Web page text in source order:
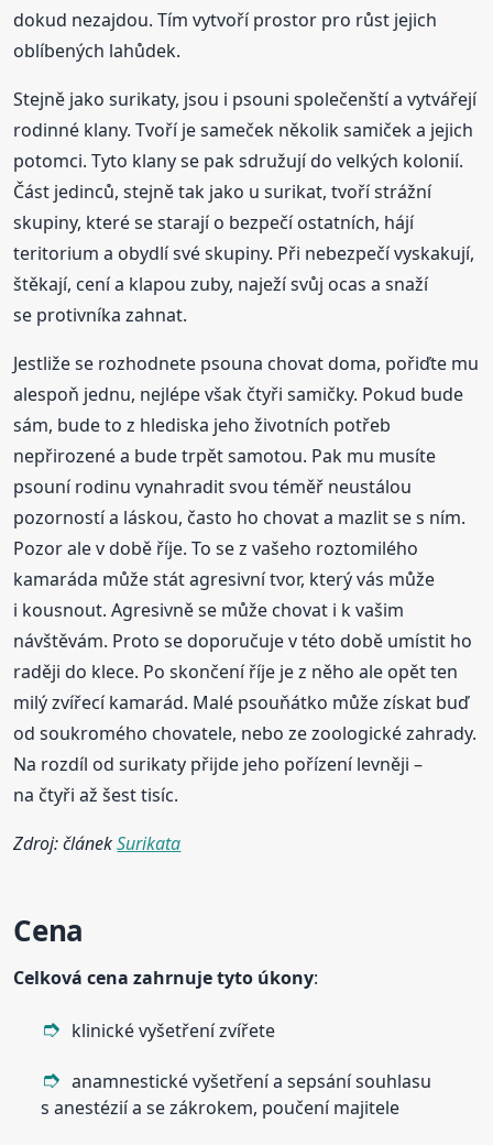
dokud nezajdou. Tím vytvoří prostor pro růst jejich
oblíbených lahůdek.
Stejně jako surikaty, jsou i psouni společenští a vytvářejí
rodinné klany. Tvoří je sameček několik samiček a jejich
potomci. Tyto klany se pak sdružují do velkých kolonií.
Část jedinců, stejně tak jako u surikat, tvoří strážní
skupiny, které se starají o bezpečí ostatních, hájí
teritorium a obydlí své skupiny. Při nebezpečí vyskakují,
štěkají, cení a klapou zuby, naježí svůj ocas a snaží
se protivníka zahnat.
Jestliže se rozhodnete psouna chovat doma, pořiďte mu
alespoň jednu, nejlépe však čtyři samičky. Pokud bude
sám, bude to z hlediska jeho životních potřeb
nepřirozené a bude trpět samotou. Pak mu musíte
psouní rodinu vynahradit svou téměř neustálou
pozorností a láskou, často ho chovat a mazlit se s ním.
Pozor ale v době říje. To se z vašeho roztomilého
kamaráda může stát agresivní tvor, který vás může
i kousnout. Agresivně se může chovat i k vašim
návštěvám. Proto se doporučuje v této době umístit ho
raději do klece. Po skončení říje je z něho ale opět ten
milý zvířecí kamarád. Malé psouňátko může získat buď
od soukromého chovatele, nebo ze zoologické zahrady.
Na rozdíl od surikaty přijde jeho pořízení levněji –
na čtyři až šest tisíc.
Zdroj: článekSurikata
Cena
Celkovácena zahrnuje tyto úkony:
klinické vyšetření zvířete
anamnestické vyšetření a sepsání souhlasu
s anestézií a se zákrokem, poučení majitele